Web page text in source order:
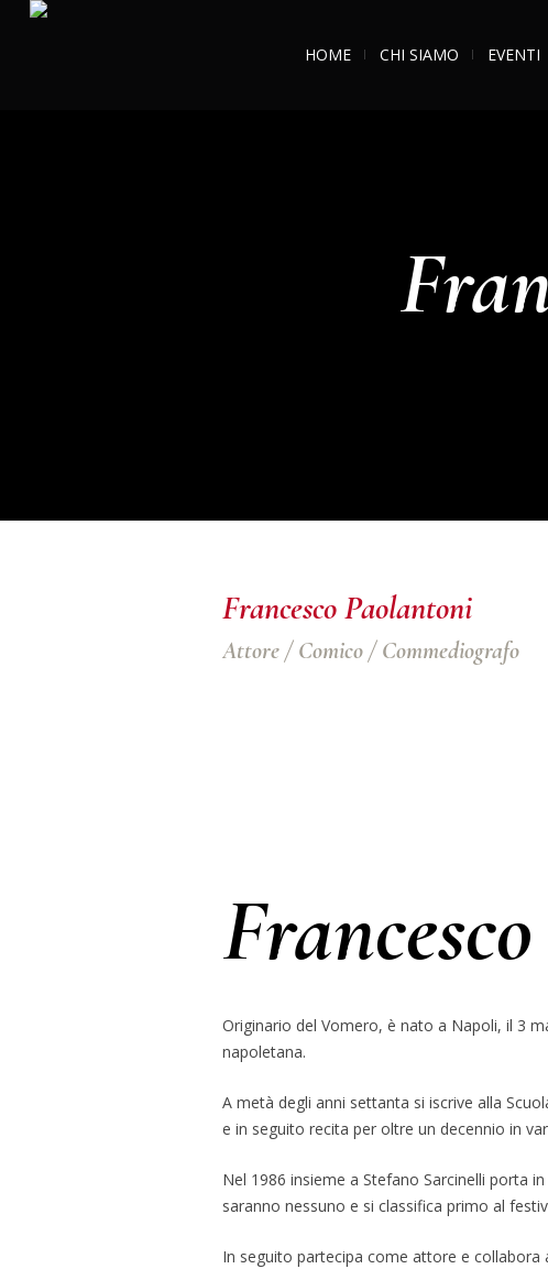
HOME CHI SIAMO EVENTI
Francesco Paolantoni
Attore / Comico / Commediografo
Originario del Vomero, è nato a Napoli, il 3
napoletana.
A metà degli anni settanta si iscrive alla
e in seguito recita per oltre un decennio in
Nel 1986 insieme a Stefano Sarcinelli porta
saranno nessuno e si classifica primo al
In seguito partecipa come attore e